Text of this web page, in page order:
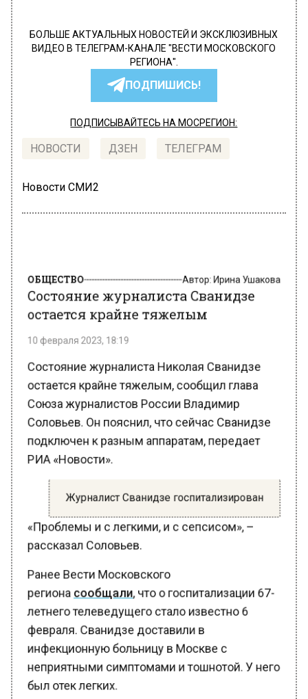
БОЛЬШЕ АКТУАЛЬНЫХ НОВОСТЕЙ И ЭКСКЛЮЗИВНЫХ
ВИДЕО В ТЕЛЕГРАМ-КАНАЛЕ "ВЕСТИ МОСКОВСКОГО
РЕГИОНА".
ПОДПИШИСЬ!
ПОДПИСЫВАЙТЕСЬ НА МОСРЕГИОН:
НОВОСТИ ДЗЕН ТЕЛЕГРАМ
Новости СМИ2
Состояние журналиста Сванидзе
остается крайне тяжелым
10 февраля 2023, 18:19
Состояние журналиста Николая Сванидзе
остается крайне тяжелым, сообщил глава
Союза журналистов России Владимир
Соловьев. Он пояснил, что сейчас Сванидзе
подключен к разным аппаратам, передает
РИА «Новости».
«Проблемы и с легкими, и с сепсисом», –
рассказал Соловьев.
сообщали
, что о госпитализации 67-
летнего телеведущего стало известно 6
февраля. Сванидзе доставили в
инфекционную больницу в Москве с
неприятными симптомами и тошнотой. У него
был отек легких.